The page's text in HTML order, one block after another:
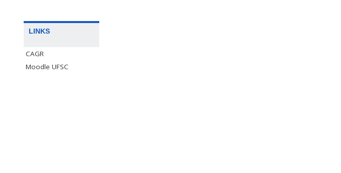
LINKS
CAGR
Moodle UFSC